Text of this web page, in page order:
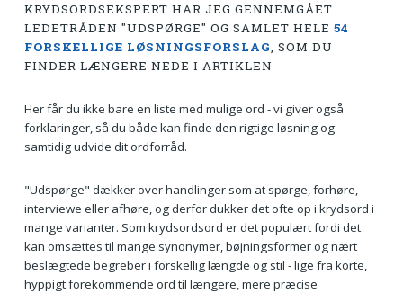
KRYDSORDSEKSPERT HAR JEG GENNEMGÅET
LEDETRÅDEN "UDSPØRGE" OG SAMLET HELE 54
FORSKELLIGE LØSNINGSFORSLAG, SOM DU
FINDER LÆNGERE NEDE I ARTIKLEN
Her får du ikke bare en liste med mulige ord - vi giver også
forklaringer, så du både kan finde den rigtige løsning og
samtidig udvide dit ordforråd.
"Udspørge" dækker over handlinger som at spørge, forhøre,
interviewe eller afhøre, og derfor dukker det ofte op i krydsord i
mange varianter. Som krydsordsord er det populært fordi det
kan omsættes til mange synonymer, bøjningsformer og nært
beslægtede begreber i forskellig længde og stil - lige fra korte,
hyppigt forekommende ord til længere, mere præcise